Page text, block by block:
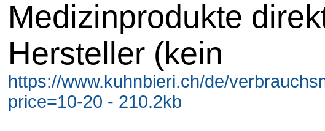
Medizinprodukte
Hersteller (kein
https://www.kuhnbieri.ch/de/
price=10-20 - 210.2kb